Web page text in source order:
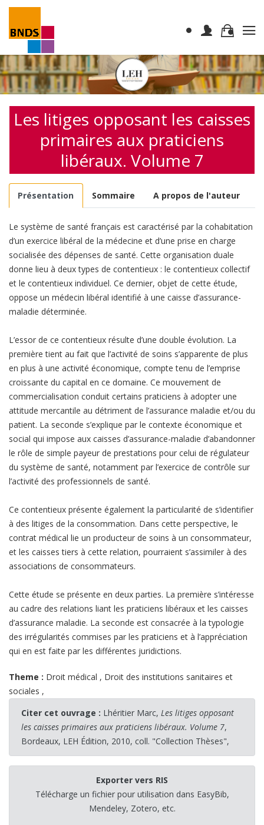
Les litiges opposant les caisses
primaires aux praticiens
libéraux. Volume 7
Présentation Sommaire A propos de l'auteur
Le système de santé français est caractérisé par la cohabitation
d’un exercice libéral de la médecine et d’une prise en charge
socialisée des dépenses de santé. Cette organisation duale
donne lieu à deux types de contentieux : le contentieux collectif
et le contentieux individuel. Ce dernier, objet de cette étude,
oppose un médecin libéral identifié à une caisse d’assurance-
maladie déterminée.
L’essor de ce contentieux résulte d’une double évolution. La
première tient au fait que l’activité de soins s’apparente de plus
en plus à une activité économique, compte tenu de l’emprise
croissante du capital en ce domaine. Ce mouvement de
commercialisation conduit certains praticiens à adopter une
attitude mercantile au détriment de l’assurance maladie et/ou du
patient. La seconde s’explique par le contexte économique et
social qui impose aux caisses d’assurance-maladie d’abandonner
le rôle de simple payeur de prestations pour celui de régulateur
du système de santé, notamment par l’exercice de contrôle sur
l’activité des professionnels de santé.
Ce contentieux présente également la particularité de s’identifier
à des litiges de la consommation. Dans cette perspective, le
contrat médical lie un producteur de soins à un consommateur,
et les caisses tiers à cette relation, pourraient s’assimiler à des
associations de consommateurs.
Cette étude se présente en deux parties. La première s’intéresse
au cadre des relations liant les praticiens libéraux et les caisses
d’assurance maladie. La seconde est consacrée à la typologie
des irrégularités commises par les praticiens et à l’appréciation
qui en est faite par les différentes juridictions.
Theme : Droit médical , Droit des institutions sanitaires et
sociales ,
Citer cet ouvrage : Lhéritier Marc, Les litiges opposant
les caisses primaires aux praticiens libéraux. Volume 7,
Bordeaux, LEH Édition, 2010, coll. "Collection Thèses",
Exporter vers RIS
Télécharge un fichier pour utilisation dans EasyBib,
Mendeley, Zotero, etc.